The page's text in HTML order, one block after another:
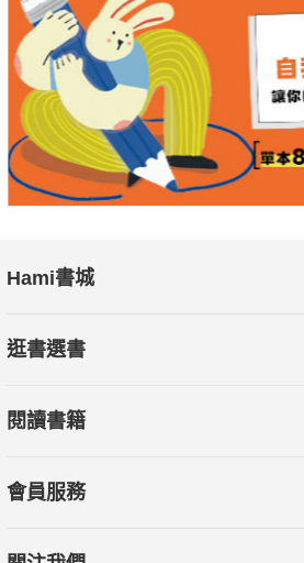
Hami書城
逛書選書
閱讀書籍
會員服務